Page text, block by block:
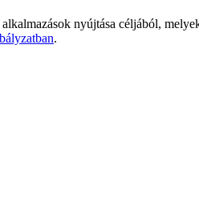
nyújtása céljából,
.